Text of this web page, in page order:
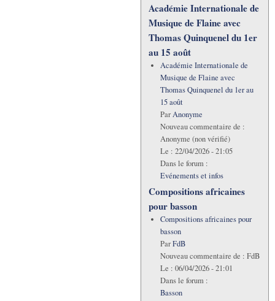
Académie Internationale de
Musique de Flaine avec
Thomas Quinquenel du 1er
au 15 août
Académie Internationale de
Musique de Flaine avec
Thomas Quinquenel du 1er au
15 août
ParAnonyme
Nouveau commentaire de :
Anonyme (non vérifié)
Le : 22/04/2026 - 21:05
Dans le forum :
Evénements et infos
Compositions africaines
pour basson
Compositions africaines pour
basson
ParFdB
Nouveau commentaire de : FdB
Le : 06/04/2026 - 21:01
Dans le forum :
Basson